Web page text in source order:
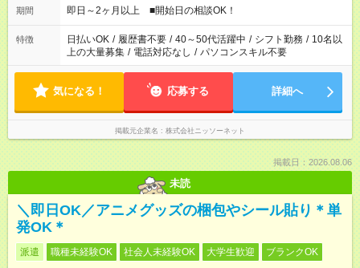
期間 即日～2ヶ月以上 ■開始日の相談OK！
特徴 日払いOK / 履歴書不要 / 40～50代活躍中 / シフト勤務 / 10名以
上の大量募集 / 電話対応なし / パソコンスキル不要
気になる！ 応募する 詳細へ
掲載元企業名 株式会社ニッソーネット
掲載日：2026.08.06
未読
＼即日OK／アニメグッズの梱包やシール貼り＊単
発OK＊
派遣 職種未経験OK 社会人未経験OK 大学生歓迎 ブランクOK